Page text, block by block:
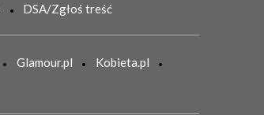
DSA/Zgłoś treść
Glamour.pl
Kobieta.pl